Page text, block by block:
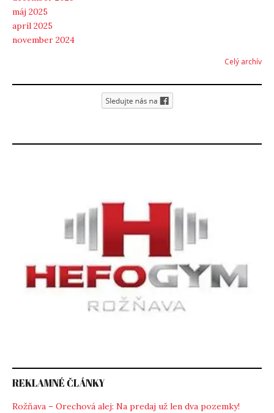
máj 2025
apríl 2025
november 2024
Celý archív
REKLAMNÉ ČLÁNKY
Rožňava – Orechová alej: Na predaj už len dva pozemky!